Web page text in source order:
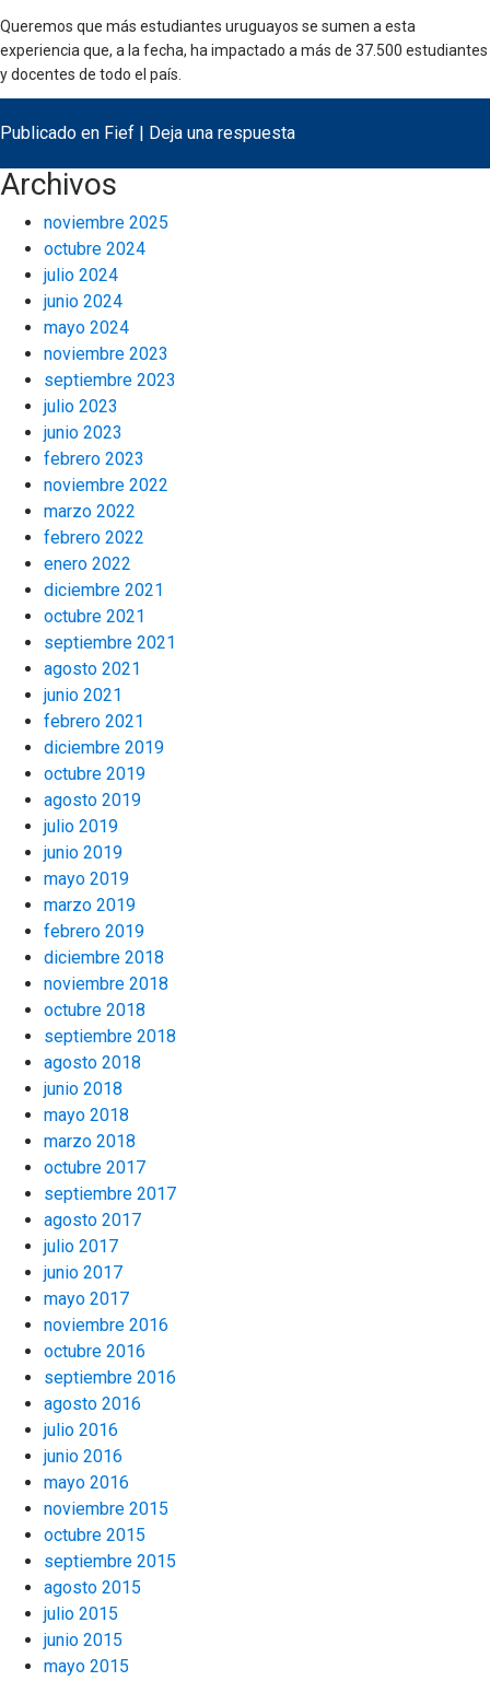
Queremos que más estudiantes uruguayos se sumen a esta
experiencia que, a la fecha, ha impactado a más de 37.500 estudiantes
y docentes de todo el país.
Publicado en Fief | Deja una respuesta
Archivos
noviembre 2025
octubre 2024
julio 2024
junio 2024
mayo 2024
noviembre 2023
septiembre 2023
julio 2023
junio 2023
febrero 2023
noviembre 2022
marzo 2022
febrero 2022
enero 2022
diciembre 2021
octubre 2021
septiembre 2021
agosto 2021
junio 2021
febrero 2021
diciembre 2019
octubre 2019
agosto 2019
julio 2019
junio 2019
mayo 2019
marzo 2019
febrero 2019
diciembre 2018
noviembre 2018
octubre 2018
septiembre 2018
agosto 2018
junio 2018
mayo 2018
marzo 2018
octubre 2017
septiembre 2017
agosto 2017
julio 2017
junio 2017
mayo 2017
noviembre 2016
octubre 2016
septiembre 2016
agosto 2016
julio 2016
junio 2016
mayo 2016
noviembre 2015
octubre 2015
septiembre 2015
agosto 2015
julio 2015
junio 2015
mayo 2015